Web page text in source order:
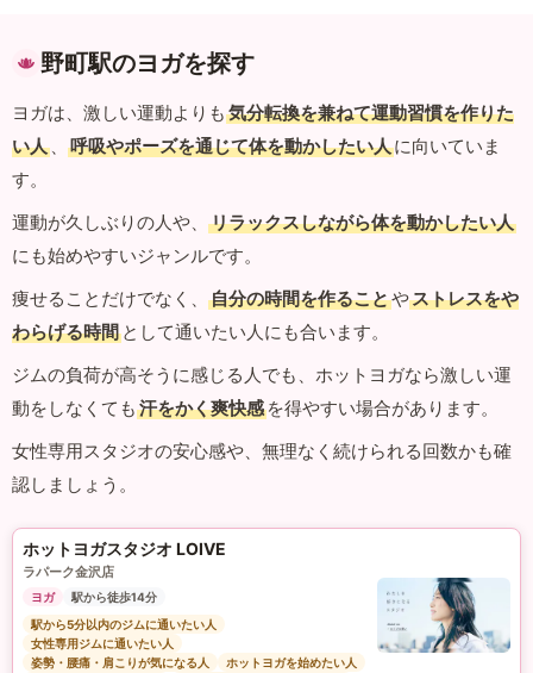
野町駅のヨガを探す
ヨガは、激しい運動よりも 気分転換を兼ねて運動習慣を作りた
い人 、 呼吸やポーズを通じて体を動かしたい人に向いていま
す。
運動が久しぶりの人や、
リラックスしながら体を動かしたい人
にも始めやすいジャンルです。
痩せることだけでなく、
自分の時間を作ることやストレスをや
わらげる時間 として通いたい人にも合います。
ジムの負荷が高そうに感じる人でも、ホットヨガなら激しい運
動をしなくても 汗をかく爽快感 を得やすい場合があります。
女性専用スタジオの安心感や、無理なく続けられる回数かも確
認しましょう。
ホットヨガスタジオ LOIVE
ラパーク金沢店
ヨガ
駅から徒歩14分
駅から5分以内のジムに通いたい人
女性専用ジムに通いたい人
姿勢・腰痛・肩こりが気になる人
ホットヨガを始めたい人